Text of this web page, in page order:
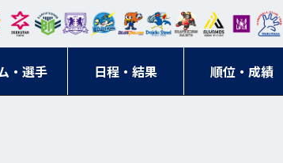
・選手 日程・結果 順位・成績
オー
ソル
埼玉
クス
ター
東京
BM
ドリ
ーム
ス
寺ブ
ルー
サン
ーフ
ァル
コン
ニッ キン
ス大
阪
エゾ